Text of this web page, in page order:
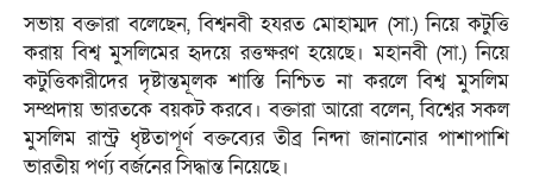
সভায় বক্তারা বলেছেন, বিশ্বনবী হযরত মোহাম্মদ (সা.) নিয়ে কটুত্তি
করায় বিশ্ব মুসলিমের হৃদয়ে রত্তক্ষরণ হয়েছে। মহানবী (সা.) নিয়ে
কটুত্তিকারীদের দৃষ্টান্তমূলক শাস্তি নিশ্চিত না করলে বিশ্ব মুসলিম
সম্প্রদায় ভারতকে বয়কট করবে। বক্তারা আরো বলেন, বিশ্বের সকল
মুসলিম রাস্ট্র ধৃষ্টতাপূর্ণ বক্তব্যের তীব্র নিন্দা জানানোর পাশাপাশি
ভারতীয় পর্ণ্য বর্জনের সিদ্ধান্ত নিয়েছে।